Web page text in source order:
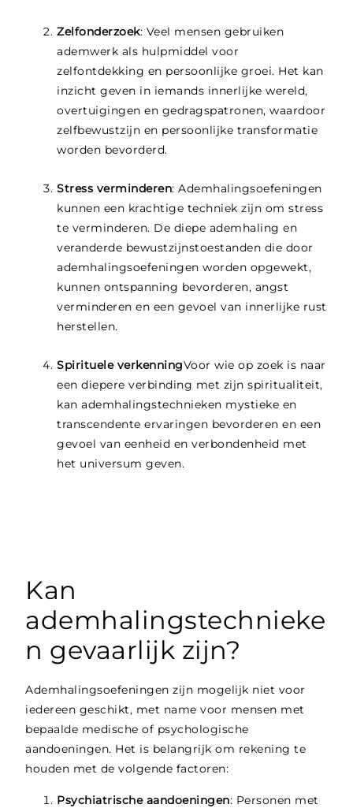
Zelfonderzoek: Veel mensen gebruiken
ademwerk als hulpmiddel voor
zelfontdekking en persoonlijke groei. Het kan
inzicht geven in iemands innerlijke wereld,
overtuigingen en gedragspatronen, waardoor
zelfbewustzijn en persoonlijke transformatie
worden bevorderd.
Stress verminderen: Ademhalingsoefeningen
kunnen een krachtige techniek zijn om stress
te verminderen. De diepe ademhaling en
veranderde bewustzijnstoestanden die door
ademhalingsoefeningen worden opgewekt,
kunnen ontspanning bevorderen, angst
verminderen en een gevoel van innerlijke rust
herstellen.
Spirituele verkenningVoor wie op zoek is naar
een diepere verbinding met zijn spiritualiteit,
kan ademhalingstechnieken mystieke en
transcendente ervaringen bevorderen en een
gevoel van eenheid en verbondenheid met
het universum geven.
Kan
ademhalingstechnieke
n gevaarlijk zijn?
Ademhalingsoefeningen zijn mogelijk niet voor
iedereen geschikt, met name voor mensen met
bepaalde medische of psychologische
aandoeningen. Het is belangrijk om rekening te
houden met de volgende factoren:
Psychiatrische aandoeningen: Personen met